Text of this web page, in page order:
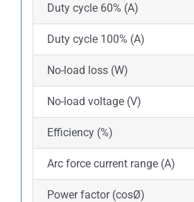
Duty cycle 60% (A)
Duty cycle 100% (A)
No-load loss (W)
No-load voltage (V)
Efficiency (%)
Arc force current range (A)
Power factor (cosØ)